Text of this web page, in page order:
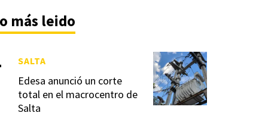
más leido
Edesa anunció un corte
total en el macrocentro de
Salta
SALTA